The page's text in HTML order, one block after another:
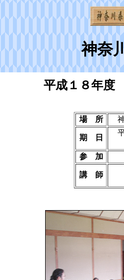
神奈
平成１８年度
場 所
期 日
参 加
講 師